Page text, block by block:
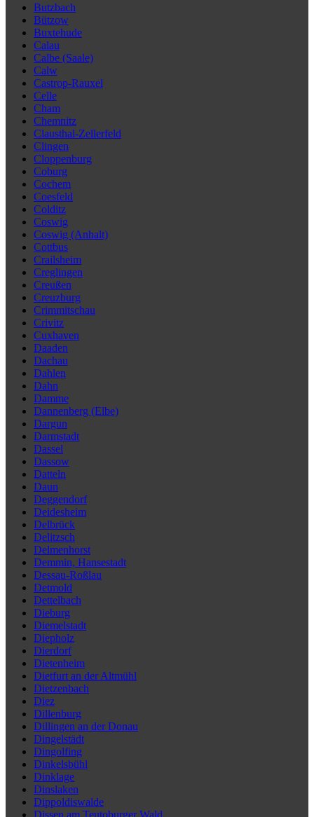
Butzbach
Bützow
Buxtehude
Calau
Calbe (Saale)
Calw
Castrop-Rauxel
Celle
Cham
Chemnitz
Clausthal-Zellerfeld
Clingen
Cloppenburg
Coburg
Cochem
Coesfeld
Colditz
Coswig
Coswig (Anhalt)
Cottbus
Crailsheim
Creglingen
Creußen
Creuzburg
Crimmitschau
Crivitz
Cuxhaven
Daaden
Dachau
Dahlen
Dahn
Damme
Dannenberg (Elbe)
Dargun
Darmstadt
Dassel
Dassow
Datteln
Daun
Deggendorf
Deidesheim
Delbrück
Delitzsch
Delmenhorst
Demmin, Hansestadt
Dessau-Roßlau
Detmold
Dettelbach
Dieburg
Diemelstadt
Diepholz
Dierdorf
Dietenheim
Dietfurt an der Altmühl
Dietzenbach
Diez
Dillenburg
Dillingen an der Donau
Dingelstädt
Dingolfing
Dinkelsbühl
Dinklage
Dinslaken
Dippoldiswalde